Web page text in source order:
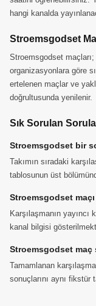
hangi kanalda
Stroemsgodset
Stroemsgodset
organizasyonlara göre
ertelenen maçlar ve
doğrultusunda yenilenir.
Sık Sorulan
Stroemsgodset bir
Takımın sıradaki
tablosunun üst
Stroemsgodset
Karşılaşmanın
kanal bilgisi
Stroemsgodset maç
Tamamlanan
sonuçlarını aynı